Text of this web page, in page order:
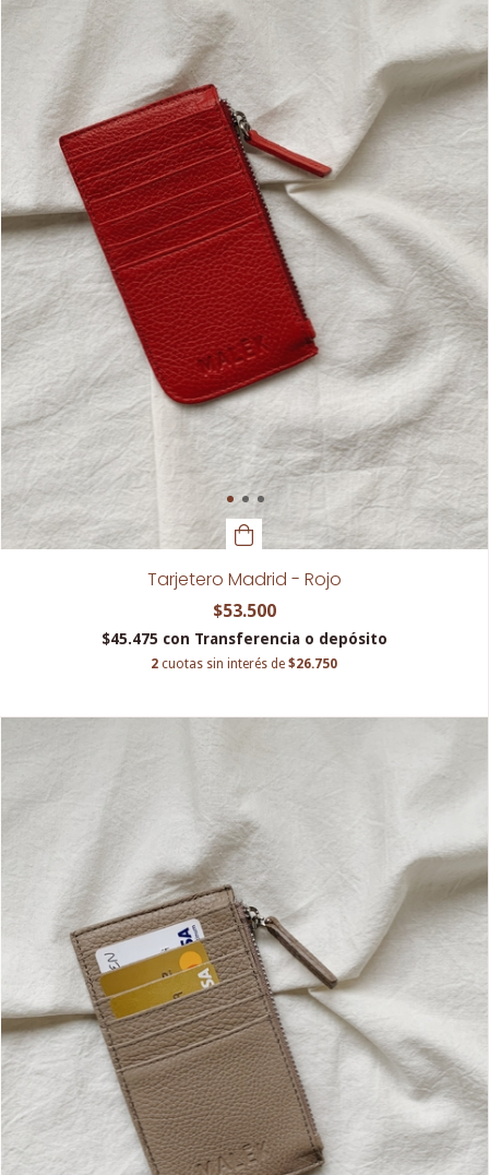
Tarjetero Madrid - Rojo
$53.500
$45.475 con Transferencia o depósito
2 cuotas sin interés de $26.750